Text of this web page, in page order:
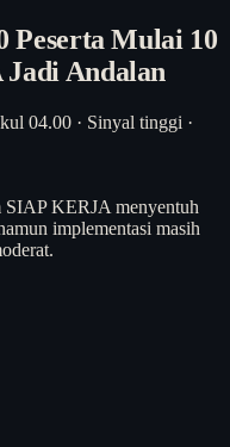
Peserta Mulai 10
Andalan
04.00 · Sinyal tinggi ·
SIAP KERJA menyentuh
implementasi masih